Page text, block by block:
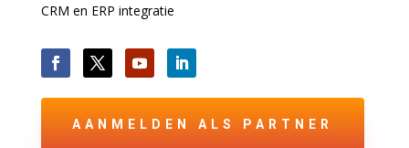
CRM en ERP integratie
AANMELDEN ALS PARTNER